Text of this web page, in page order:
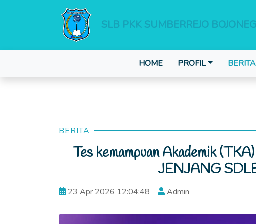
SLB PKK SUMBERREJO
HOME PROFIL BERITA
BERITA
Tes kemampuan Akademik
JENJANG
23 Apr 2026 12:04:48 Admin